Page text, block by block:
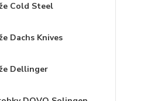
Cold Steel
Dachs Knives
Dellinger